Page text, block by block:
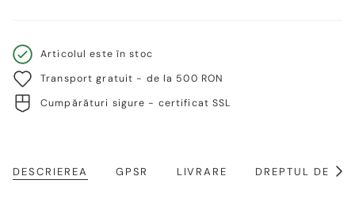
Articolul este în stoc
Transport gratuit - de la 500 RON
Cumpărături sigure - certificat SSL
DESCRIEREA GPSR LIVRARE DREPTUL DE